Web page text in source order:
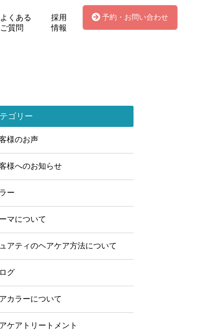
よくある
ご質問
採用
情報
予約・お問い合わせ
ゴリー
様のお声
様へのお知らせ
ー
マについて
アティのヘアケア方法について
グ
カラーについて
ケアトリートメント